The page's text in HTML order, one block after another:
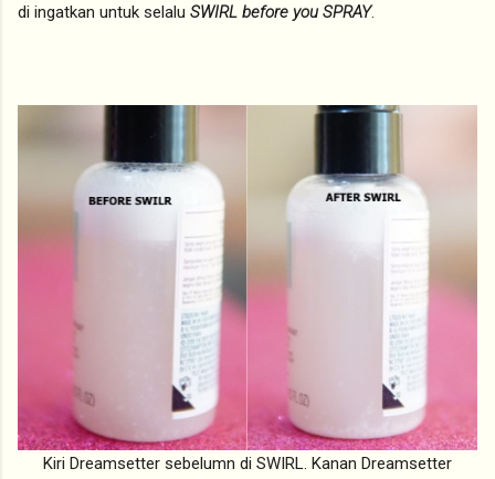
di ingatkan untuk selalu SWIRL before you SPRAY.
Kiri Dreamsetter sebelumn di SWIRL. Kanan Dreamsetter